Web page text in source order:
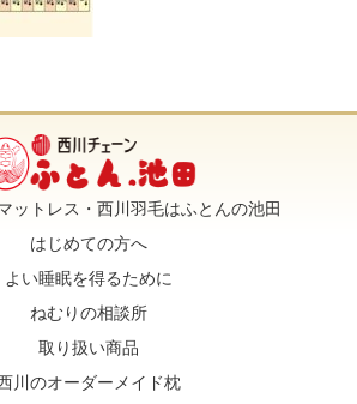
ットレス・西川羽毛はふとんの池田
はじめての方へ
よい睡眠を得るために
ねむりの相談所
取り扱い商品
川のオーダーメイド枕